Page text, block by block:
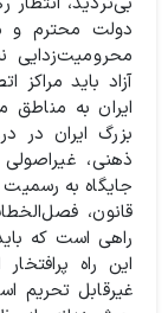
دولت محترم و
محرومیت‌زدایی
آزاد باید
ایران به مناطق
بزرگ ایران در
ذهنی،
جایگاه به
قانون،
راهی است که
این راه
غیرقابل تحریم